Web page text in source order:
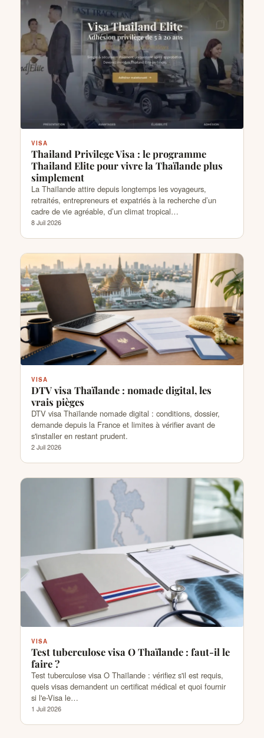
VISA
Thailand Privilege Visa : le programme
Thailand Elite pour vivre la Thaïlande plus
simplement
La Thaïlande attire depuis longtemps les voyageurs,
retraités, entrepreneurs et expatriés à la recherche d’un
cadre de vie agréable, d’un climat tropical…
8 Juil 2026
VISA
DTV visa Thaïlande : nomade digital, les
vrais pièges
DTV visa Thaïlande nomade digital : conditions, dossier,
demande depuis la France et limites à vérifier avant de
s'installer en restant prudent.
2 Juil 2026
VISA
Test tuberculose visa O Thaïlande : faut-il le
faire ?
Test tuberculose visa O Thaïlande : vérifiez s'il est requis,
quels visas demandent un certificat médical et quoi fournir
si l'e-Visa le…
1 Juil 2026